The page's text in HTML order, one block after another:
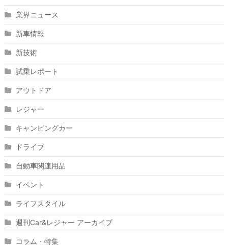
業界ニュース
新車情報
新技術
試乗レポート
アウトドア
レジャー
キャンピングカー
ドライブ
自動車関連用品
イベント
ライフスタイル
週刊Car&レジャー アーカイブ
コラム・特集